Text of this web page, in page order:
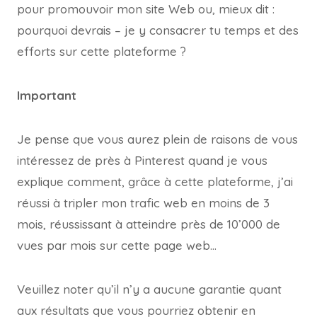
pour promouvoir mon site Web ou, mieux dit :
pourquoi devrais – je y consacrer tu temps et des
efforts sur cette plateforme ?
Important
Je pense que vous aurez plein de raisons de vous
intéressez de près à Pinterest quand je vous
explique comment, grâce à cette plateforme, j’ai
réussi à tripler mon trafic web en moins de 3
mois, réussissant à atteindre près de 10’000 de
vues par mois sur cette page web…
Veuillez noter qu’il n’y a aucune garantie quant
aux résultats que vous pourriez obtenir en